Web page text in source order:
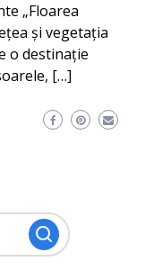
„Floarea
și vegetația
o destinație
[…]